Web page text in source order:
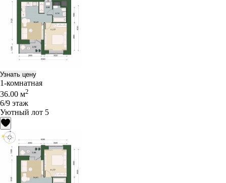
Узнать цену
1-комнатная
36.00 м2
6/9 этаж
Уютный лот 5